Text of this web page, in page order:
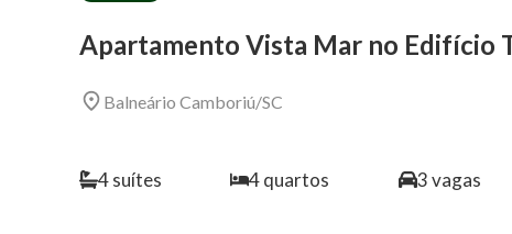
Apartamento Vista Mar no Edifício
Balneário Camboriú/SC
4suítes 4quartos 3vagas